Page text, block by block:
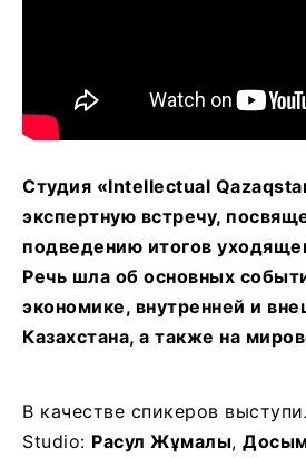
Студия «Intellectual
экспертную встречу,
подведению итогов
Речь шла об основных
экономике, внутренней и
Казахстана, а также на
В качестве спикеров
Studio: Расул Жұмалы,